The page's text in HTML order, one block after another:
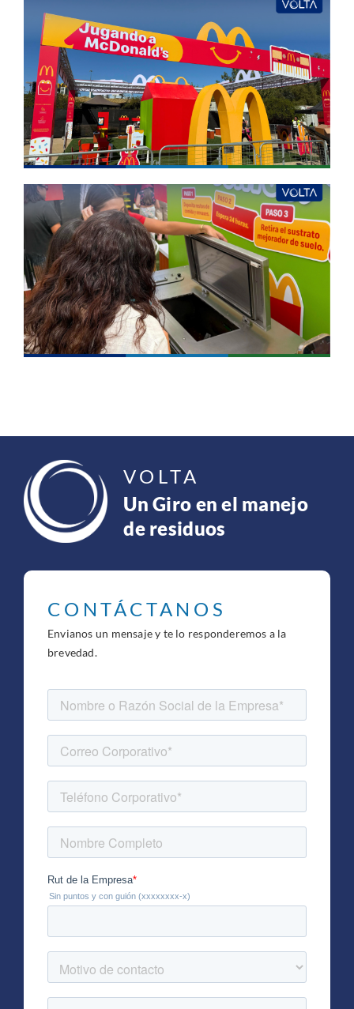
VOLTA
Un Giro en el manejo
de residuos
CONTÁCTANOS
Envianos un mensaje y te lo responderemos a la
brevedad.